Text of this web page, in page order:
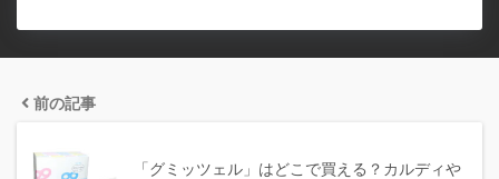
前の記事
「グミッツェル」はどこで買える？カルディや